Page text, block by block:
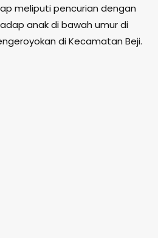
meliputi pencurian dengan
anak di bawah umur di
di Kecamatan Beji.